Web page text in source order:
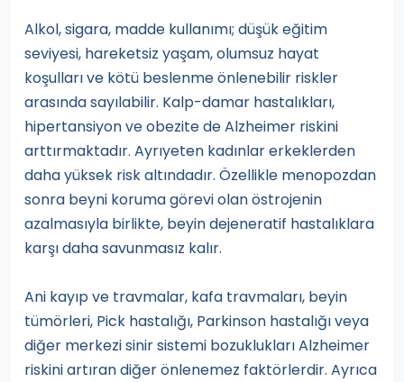
Alkol, sigara, madde kullanımı; düşük eğitim
seviyesi, hareketsiz yaşam, olumsuz hayat
koşulları ve kötü beslenme önlenebilir riskler
arasında sayılabilir. Kalp-damar hastalıkları,
hipertansiyon ve obezite de Alzheimer riskini
arttırmaktadır. Ayrıyeten kadınlar erkeklerden
daha yüksek risk altındadır. Özellikle menopozdan
sonra beyni koruma görevi olan östrojenin
azalmasıyla birlikte, beyin dejeneratif hastalıklara
karşı daha savunmasız kalır.
Ani kayıp ve travmalar, kafa travmaları, beyin
tümörleri, Pick hastalığı, Parkinson hastalığı veya
diğer merkezi sinir sistemi bozuklukları Alzheimer
riskini artıran diğer önlenemez faktörlerdir. Ayrıca